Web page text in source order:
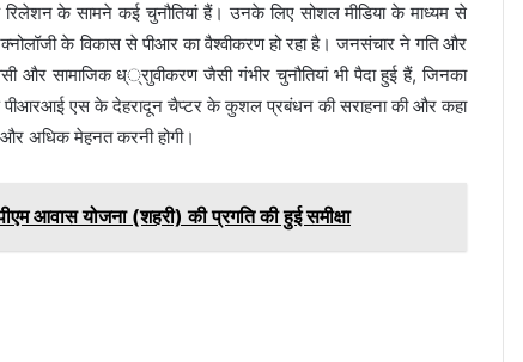
के सामने कई चुनौतियां हैं। उनके लिए सोशल मीडिया के माध्यम से
के विकास से पीआर का वैश्वीकरण हो रहा है। जनसंचार ने गति और
और सामाजिक ध््राुवीकरण जैसी गंभीर चुनौतियां भी पैदा हुई हैं, जिनका
पीआरआई एस के देहरादून चैप्टर के कुशल प्रबंधन की सराहना की और कहा
अधिक मेहनत करनी होगी।
आवास योजना (शहरी) की प्रगति की हुई समीक्षा